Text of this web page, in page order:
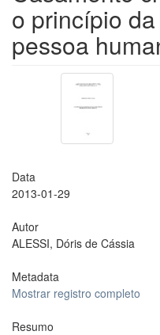
o princípio
pessoa
Data
2013-01-29
Autor
ALESSI, Dóris de Cássia
Metadata
Mostrar registro completo
Resumo